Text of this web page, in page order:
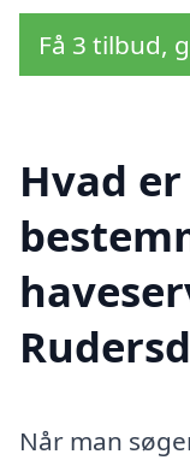
Få 3 tilbud,
Hvad
Når man